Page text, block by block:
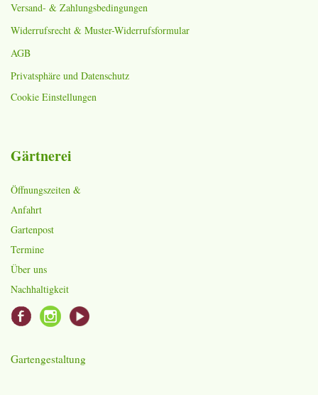
Versand- & Zahlungsbedingungen
Widerrufsrecht & Muster-Widerrufsformular
AGB
Privatsphäre und Datenschutz
Cookie Einstellungen
Gärtnerei
Öffnungszeiten &
Anfahrt
Gartenpost
Termine
Über uns
Nachhaltigkeit
Gartengestaltung